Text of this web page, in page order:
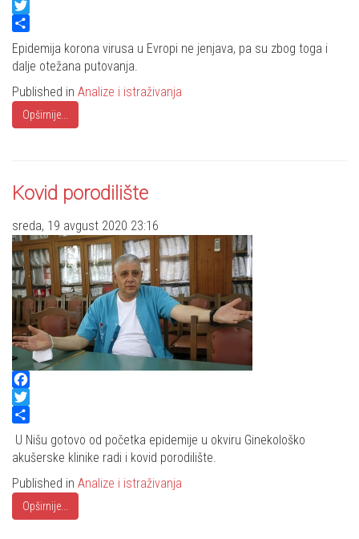
Facebook
Twitter
Share
Epidemija korona virusa u Evropi ne jenjava, pa su zbog toga i
dalje otežana putovanja.
Published in Analize i istraživanja
Opširnije...
Kovid porodilište
sreda, 19 avgust 2020 23:16
Facebook
Twitter
Share
U Nišu gotovo od početka epidemije u okviru Ginekološko
akušerske klinike radi i kovid porodilište.
Published in Analize i istraživanja
Opširnije...